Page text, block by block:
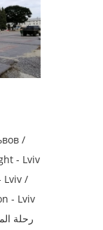
/
- Lviv
Lviv /
- Lviv